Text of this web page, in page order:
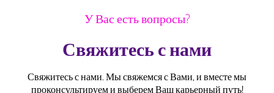
проконсультируем и выберем Ваш карьерный путь!